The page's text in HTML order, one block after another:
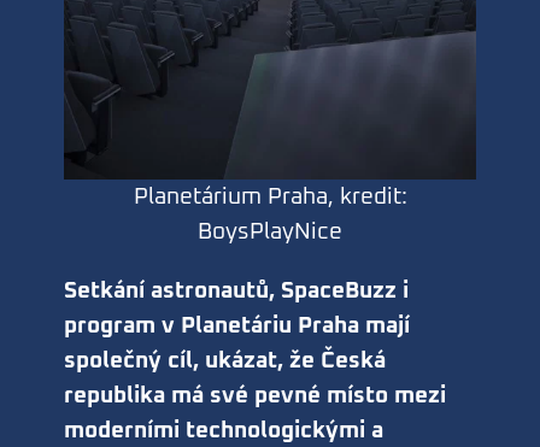
Planetárium Praha, kredit:
BoysPlayNice
Setkání astronautů, SpaceBuzz i
program v Planetáriu Praha mají
společný cíl, ukázat, že Česká
republika má své pevné místo mezi
moderními technologickými a